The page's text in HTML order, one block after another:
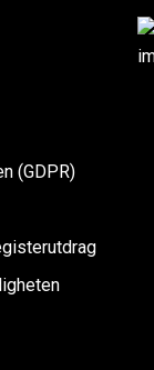
(GDPR)